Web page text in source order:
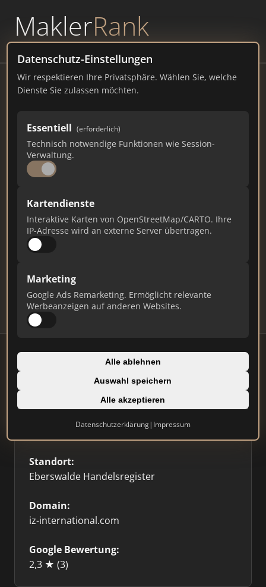
MaklerRank
powered byWAVEPOINT
Datenschutz-Einstellungen
Wir respektieren Ihre Privatsphäre. Wählen Sie, welche
Dienste Sie zulassen möchten.
Essentiell (erforderlich)
Technisch notwendige Funktionen wie Session-
Verwaltung.
Kartendienste
Interaktive Karten von OpenStreetMap/CARTO. Ihre
IP-Adresse wird an externe Server übertragen.
Marketing
Google Ads Remarketing. Ermöglicht relevante
Werbeanzeigen auf anderen Websites.
Alle ablehnen
Auswahl speichern
Alle akzeptieren
Datenschutzerklärung| Impressum
IZ GmbH & Co.KG
iz-international.com
10
Ist das Ihr Unternehmen?
Verifizieren Sie Ihr Profil, bearbeiten Sie Ihre
Updates.
Profil beanspruchen
Standort:
Eberswalde Handelsregister
Domain:
iz-international.com
Google Bewertung:
2,3 ★ (3)